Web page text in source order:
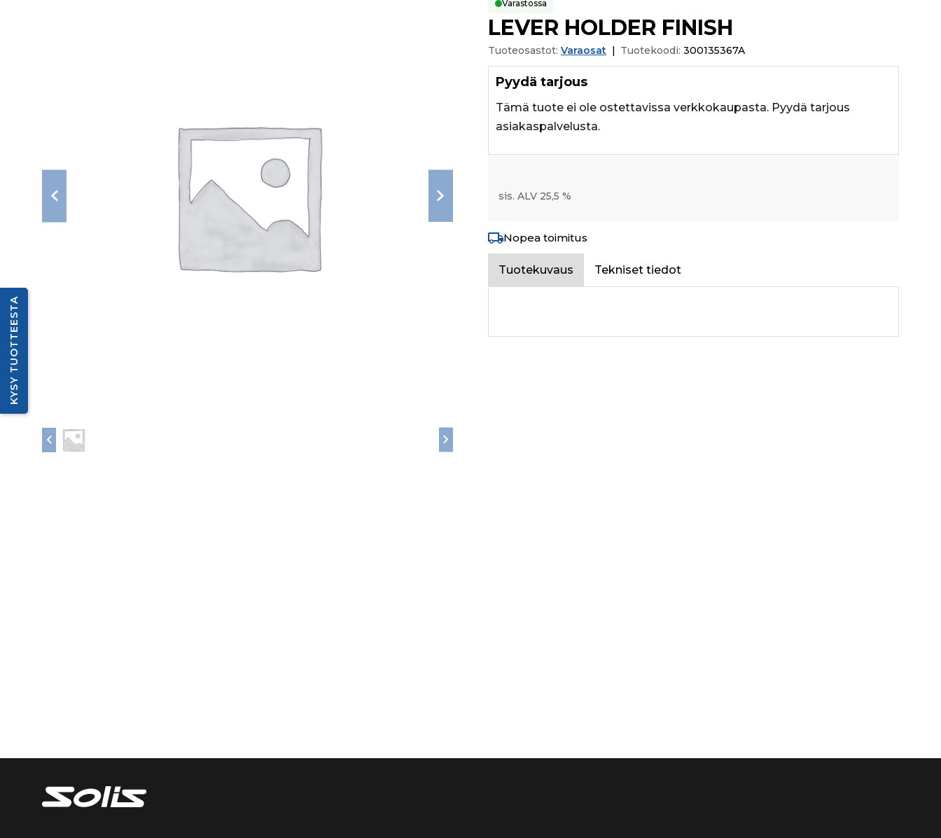
Varastossa
LEVER HOLDER FINISH
Tuoteosastot: Varaosat | Tuotekoodi: 300135367A
Pyydä tarjous
Tämä tuote ei ole ostettavissa verkkokaupasta. Pyydä tarjous
asiakaspalvelusta.
sis. ALV 25,5 %
Nopea toimitus
Tuotekuvaus Tekniset tiedot
KYSY TUOTTEESTA